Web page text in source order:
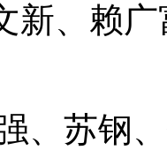
新、赖
、苏钢